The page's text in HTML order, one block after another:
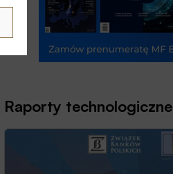
Raporty technologiczne